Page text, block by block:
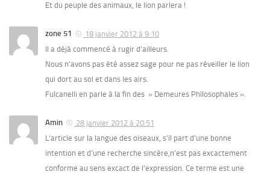
Et du peuple des animaux, le lion parlera !
zone 51
18 janvier 2012 à 9:10
Il a déjà commencé à rugir d’ailleurs.
Nous n’avons pas été assez sage pour ne pas réveiller le lion
qui dort au sol et dans les airs.
Fulcanelli en parle à la fin des » Demeures Philosophales ».
Amin
28 janvier 2012 à 20:51
L’article sur la langue des oiseaux, s’il part d’une bonne
intention et d’une recherche sincère,n’est pas excactement
conforme au sens excact de l’expression. Ce terme est une